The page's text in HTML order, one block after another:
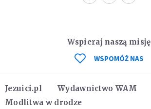
Jezuici.pl Wydawnictwo WAM
Modlitwa w drodze
Wspieraj naszą misję
WSPOMÓŻ NAS